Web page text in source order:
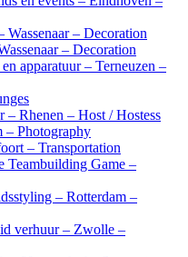
– Decoration
– Decoration
apparatuur – Terneuzen –
– Rhenen – Host / Hostess
– Photography
– Transportation
Teambuilding Game –
– Rotterdam –
verhuur – Zwolle –